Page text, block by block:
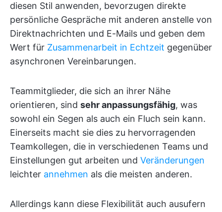
diesen Stil anwenden, bevorzugen direkte
persönliche Gespräche mit anderen anstelle von
Direktnachrichten und E-Mails und geben dem
Wert für Zusammenarbeit in Echtzeit gegenüber
asynchronen Vereinbarungen.
Teammitglieder, die sich an ihrer Nähe
orientieren, sind sehr anpassungsfähig, was
sowohl ein Segen als auch ein Fluch sein kann.
Einerseits macht sie dies zu hervorragenden
Teamkollegen, die in verschiedenen Teams und
Einstellungen gut arbeiten und Veränderungen
leichter annehmen als die meisten anderen.
Allerdings kann diese Flexibilität auch ausufern